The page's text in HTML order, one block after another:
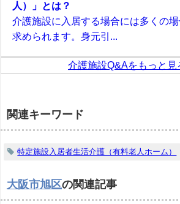
人）」とは？
介護施設に入居する場合には多くの
求められます。身元引...
介護施設Q&Aをもっと見
関連キーワード
特定施設入居者生活介護（有料老人ホーム）
大阪市旭区の関連記事